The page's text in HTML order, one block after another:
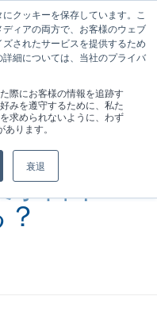
クッキーを保存しています。こ
ィアの両方で、お客様のウェブ
されたサービスを提供するため
細については、当社のプライバ
際にお客様の情報を追跡す
みを遵守するために、私た
求められないように、わず
ります。
衰退
カルになる：何が...
宙市